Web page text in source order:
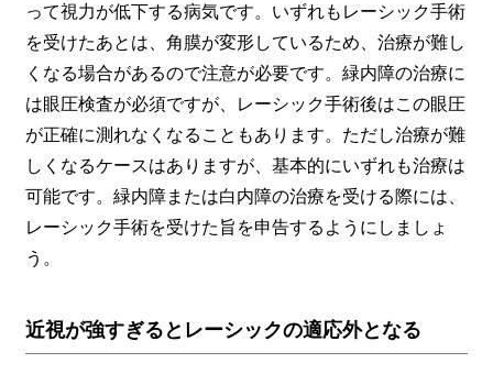
って視力が低下する病気です。いずれもレーシック手術
を受けたあとは、角膜が変形しているため、治療が難し
くなる場合があるので注意が必要です。緑内障の治療に
は眼圧検査が必須ですが、レーシック手術後はこの眼圧
が正確に測れなくなることもあります。ただし治療が難
しくなるケースはありますが、基本的にいずれも治療は
可能です。緑内障または白内障の治療を受ける際には、
レーシック手術を受けた旨を申告するようにしましょ
う。
近視が強すぎるとレーシックの適応外となる